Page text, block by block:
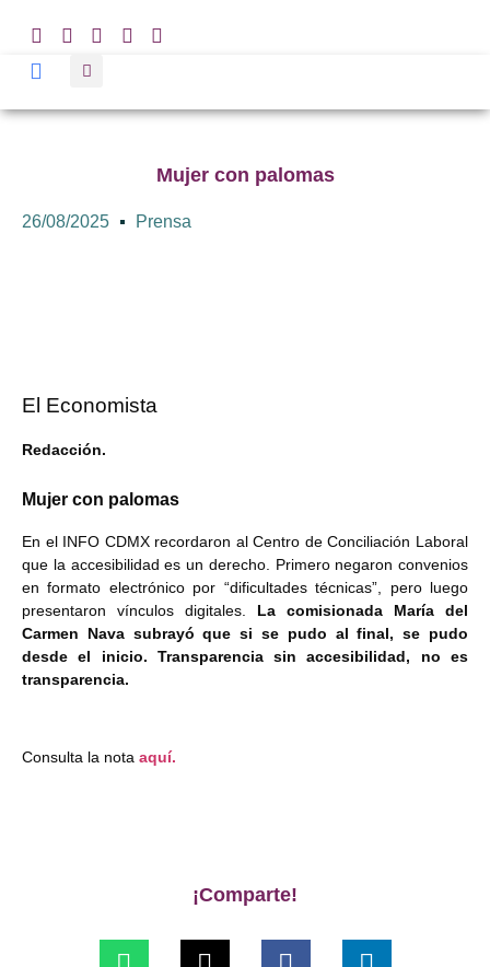
Mujer con palomas
26/08/2025 Prensa
El Economista
Redacción.
Mujer con palomas
En el INFO CDMX recordaron al Centro de Conciliación Laboral
que la accesibilidad es un derecho. Primero negaron convenios
en formato electrónico por “dificultades técnicas”, pero luego
presentaron vínculos digitales. La comisionada María del
Carmen Nava subrayó que si se pudo al final, se pudo
desde el inicio. Transparencia sin accesibilidad, no es
transparencia.
Consulta la nota aquí.
¡Comparte!